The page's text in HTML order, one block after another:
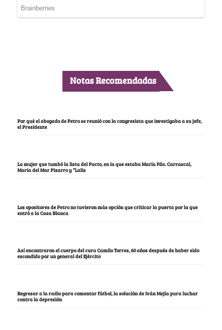
Notas Recomendadas
Por qué el abogado de Petro se reunió con la congresista que investigaba a su jefe,
el Presidente
La mujer que tumbó la lista del Pacto, en la que estaba María Fda. Carrascal,
María del Mar Pizarro y “Lalis
Los opositores de Petro no tuvieron más opción que criticar la puerta por la que
entró a la Casa Blanca
Así encontraron el cuerpo del cura Camilo Torres, 60 años después de haber sido
escondido por un general del Ejército
Regresar a la radio para comentar fútbol, la solución de Iván Mejía para luchar
contra la depresión